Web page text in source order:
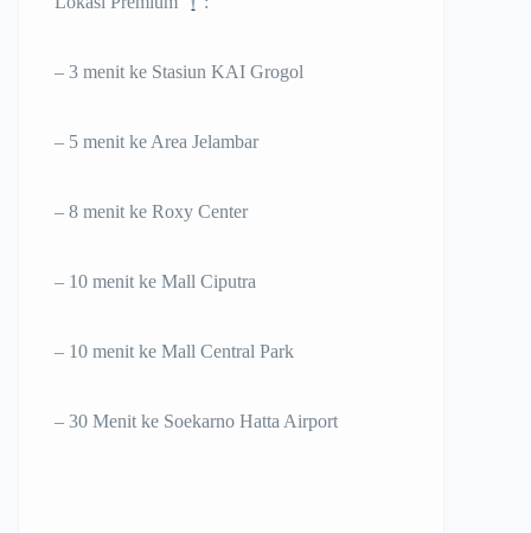
– 3 menit ke Stasiun KAI Grogol
– 5 menit ke Area Jelambar
– ⁠8 menit ke Roxy Center
– 10 menit ke Mall Ciputra
– ⁠10 menit ke Mall Central Park
– ⁠30 Menit ke Soekarno Hatta Airport